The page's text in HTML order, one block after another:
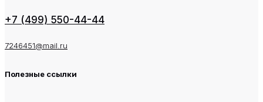
+7 (499) 550-44-44
7246451@mail.ru
Полезные ссылки